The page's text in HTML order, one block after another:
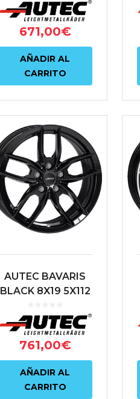
671,00€
AÑADIR AL
CARRITO
AUTEC BAVARIS
BLACK 8X19 5X112
761,00€
AÑADIR AL
CARRITO